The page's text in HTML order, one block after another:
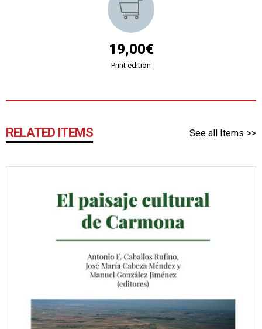
19,00€
Print edition
RELATED ITEMS See all Items